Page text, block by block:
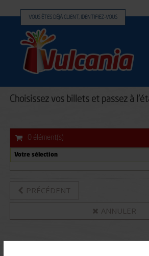
VOUS ÊTES DÉJÀ CLIENT, IDENTIFIEZ-VOUS
Choisissez vos billets et passez à
0 élément(s)
Votre sélection
ANNULER
PRÉCÉDENT